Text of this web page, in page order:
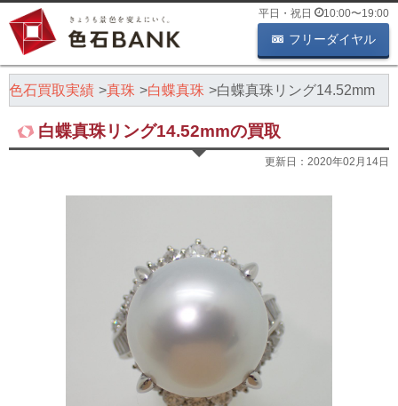
平日・祝日 10:00〜19:00
フリーダイヤル
色石買取実績 真珠 白蝶真珠 白蝶真珠リング14.52mm
白蝶真珠リング14.52mmの買取
更新日： 2020年02月14日